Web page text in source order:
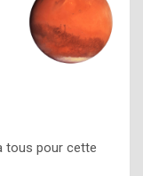
tous pour cette